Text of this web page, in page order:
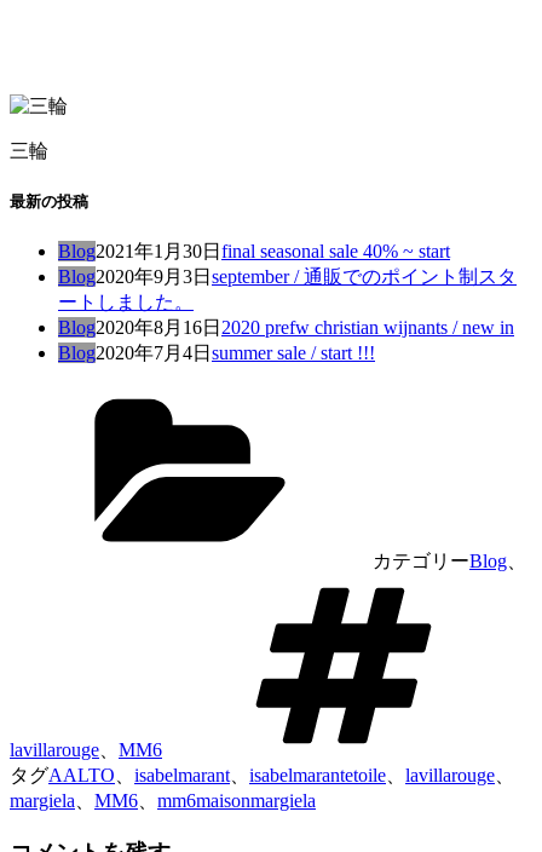
三輪
最新の投稿
Blog2021年1月30日 final seasonal sale 40% ~ start
Blog2020年9月3日 september / 通販でのポイント制スタ
ートしました。
Blog2020年8月16日 2020 prefw christian wijnants / new in
Blog2020年7月4日 summer sale / start !!!
カテゴリーBlog
lavillarouge
MM6
タグAALTO isabelmarant isabelmarantetoile lavillarouge
margiela
MM6 mm6maisonmargiela